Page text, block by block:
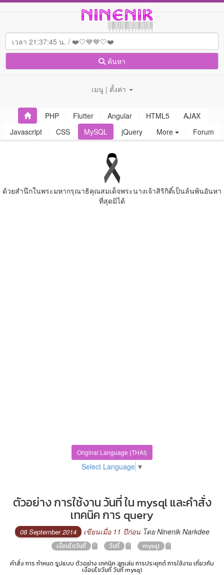
ค้นหา
เมนู | ตั้งค่า
PHP Flutter Angular HTML5
AJAX
Javascript
CSS MySQL jQuery More Forum
ด้วยสํานึกในพระมหากรุณาธิคุณสมเด็จพระนางเจ้าสิริกิติ์เป็นล้นพ้นอันหา
ที่สุดมิได้
Original Language (THAI)
Select Language ▼
ตัวอย่าง การใช้งาน วันที่ ใน mysql และคำสั่ง
เทคนิค การ query
08 September 2014 เขียนเมื่อ 11 ปีก่อนโดย Ninenik Narkdee
เงื่อนไขวันที่ วันที่
mysql
คำสั่ง การ กำหนด รูปแบบ ตัวอย่าง เทคนิค ลูกเล่น การประยุกต์ การใช้งาน เกี่ยวกับ
เงื่อนไขวันที่ วันที่ mysql